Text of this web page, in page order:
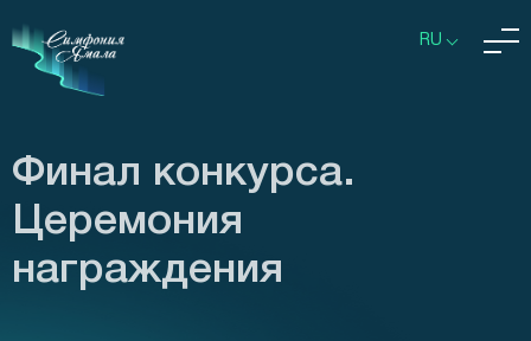
RU
Финал конкурса.
Церемония
награждения